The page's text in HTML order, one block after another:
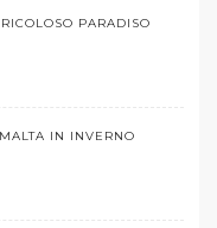
PARADISO
IN INVERNO